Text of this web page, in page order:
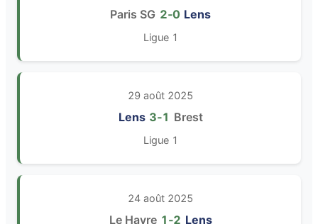
Paris SG 2‑0 Lens
Ligue 1
29 août 2025
Lens 3‑1 Brest
Ligue 1
24 août 2025
Le Havre 1‑2 Lens